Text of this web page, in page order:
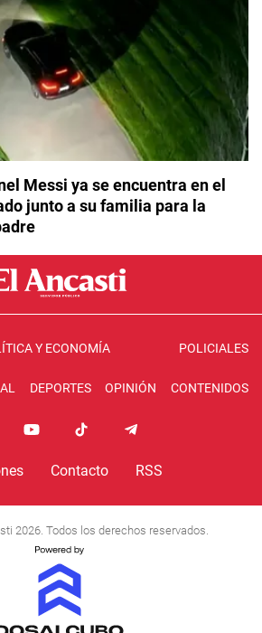
Messi ya se encuentra en el
junto a su familia para la
Y ECONOMÍA POLICIALES
DEPORTES OPINIÓN CONTENIDOS
Contacto RSS
2026. Todos los derechos reservados.